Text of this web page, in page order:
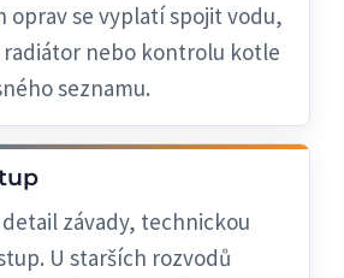
oprav se vyplatí spojit vodu,
nebo kontrolu kotle
seznamu.
závady, technickou
U starších rozvodů